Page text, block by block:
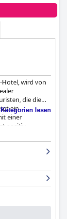
Hotel, wird von
die die
ein
einer
positiv
und
Einrichtung
des Hotels ist
das
und sauberen
lesen